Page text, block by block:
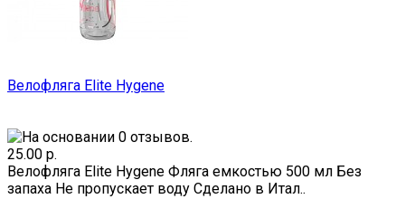
Велофляга Elite Hygene
25.00 р.
Велофляга Elite Hygene Фляга емкостью 500 мл Без
запаха Не пропускает воду Сделано в Итал..